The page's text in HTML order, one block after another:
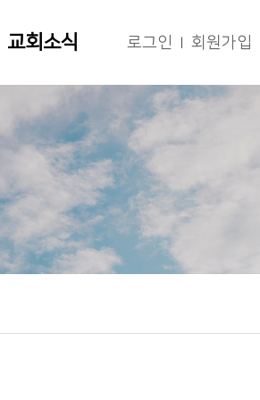
교회소식 로그인 회원가입